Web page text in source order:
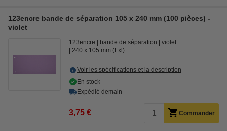
123encre bande de séparation 105 x 240 mm (100 pièces) -
violet
123encre bande de séparation
violet
240 x 105 mm (Lxl)
Voir les spécifications et la description
En stock
Expédié demain
3,75 € Commander